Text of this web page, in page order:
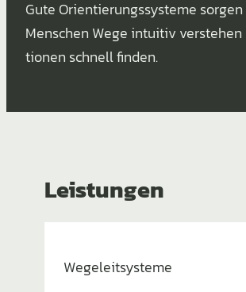
Gute Orien­tie­rungs­sys­teme sorgen
Menschen Wege intuitiv
tionen schnell finden.
Leistungen
Wegeleit­sys­teme